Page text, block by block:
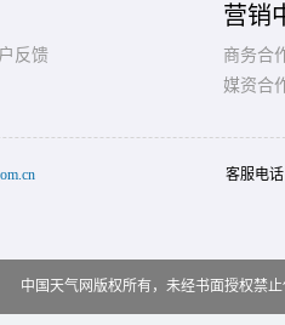
反馈
营销
商务合
媒资合
客服电
中国天气网版权所有，未经书面授权